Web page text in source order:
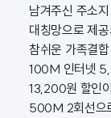
남겨주신 주소
대칭망으로 제
참쉬운 가족결
100M 인터넷
13,200원 할인
500M 2회선으